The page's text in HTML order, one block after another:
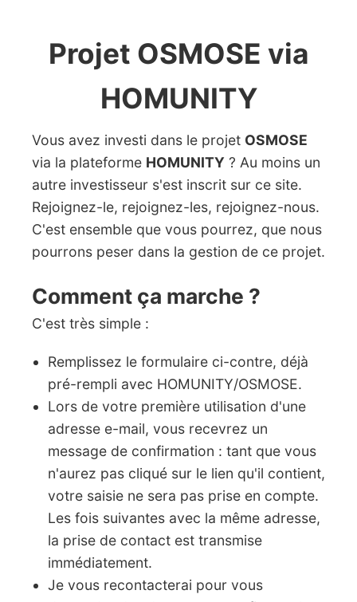
Projet OSMOSE via
HOMUNITY
Vous avez investi dans le projet OSMOSE
via la plateforme HOMUNITY ? Au moins un
autre investisseur s'est inscrit sur ce site.
Rejoignez-le, rejoignez-les, rejoignez-nous.
C'est ensemble que vous pourrez, que nous
pourrons peser dans la gestion de ce projet.
Comment ça marche ?
C'est très simple :
Remplissez le formulaire ci-contre, déjà
pré-rempli avec HOMUNITY/OSMOSE.
Lors de votre première utilisation d'une
adresse e-mail, vous recevrez un
message de confirmation : tant que vous
n'aurez pas cliqué sur le lien qu'il contient,
votre saisie ne sera pas prise en compte.
Les fois suivantes avec la même adresse,
la prise de contact est transmise
immédiatement.
Je vous recontacterai pour vous